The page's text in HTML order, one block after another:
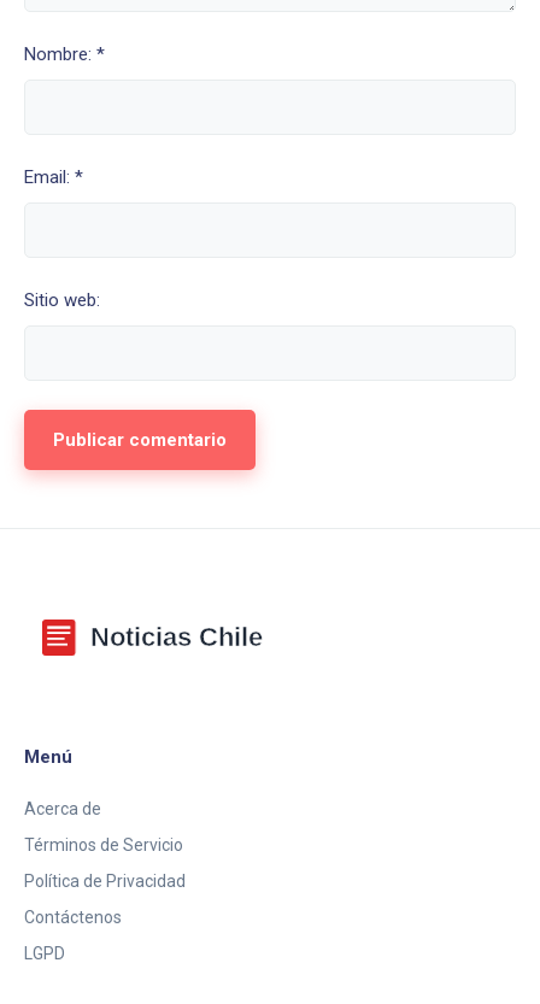
Nombre: *
Email: *
Sitio web:
Menú
Acerca de
Términos de Servicio
Política de Privacidad
Contáctenos
LGPD